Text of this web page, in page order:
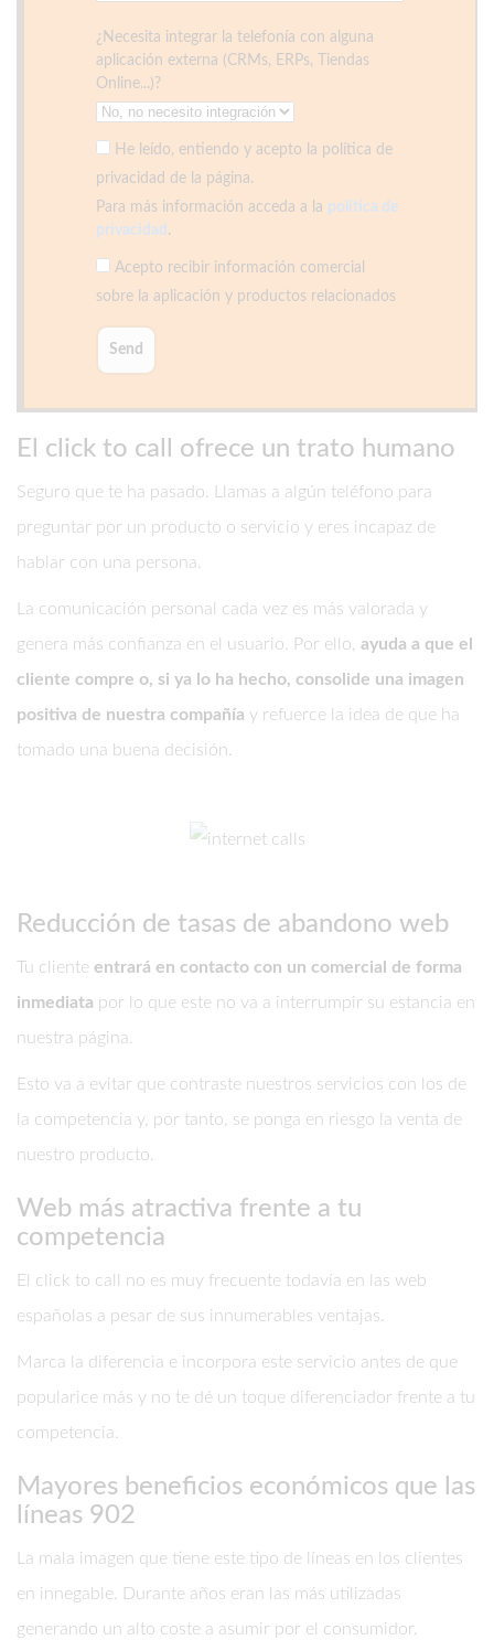
¿Necesita integrar la telefonía con alguna
aplicación externa (CRMs, ERPs, Tiendas
Online...)?
He leído, entiendo y acepto la política de
privacidad de la página.
Para más información acceda a la política de
privacidad .
Acepto recibir información comercial
sobre la aplicación y productos relacionados
El click to call ofrece un trato humano
Seguro que te ha pasado. Llamas a algún teléfono para
preguntar por un producto o servicio y eres incapaz de
hablar con una persona.
La comunicación personal cada vez es más valorada y
genera más confianza en el usuario. Por ello, ayuda a que el
cliente compre o, si ya lo ha hecho, consolide una imagen
positiva de nuestra compañía y refuerce la idea de que ha
tomado una buena decisión.
Reducción de tasas de abandono web
Tu cliente entrará en contacto con un comercial de forma
inmediata por lo que este no va a interrumpir su estancia en
nuestra página.
Esto va a evitar que contraste nuestros servicios con los de
la competencia y, por tanto, se ponga en riesgo la venta de
nuestro producto.
Web más atractiva frente a tu
competencia
El click to call no es muy frecuente todavía en las web
españolas a pesar de sus innumerables ventajas.
Marca la diferencia e incorpora este servicio antes de que
popularice más y no te dé un toque diferenciador frente a tu
competencia.
Mayores beneficios económicos que las
líneas 902
La mala imagen que tiene este tipo de líneas en los clientes
en innegable. Durante años eran las más utilizadas
generando un alto coste a asumir por el consumidor.